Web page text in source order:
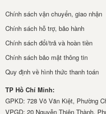
Chính sách vận chuyển, giao nhận
Chính sách hỗ trợ, bảo hành
Chính sách đổi/trả và hoàn tiền
Chính sách bảo mật thông tin
Quy định về hình thức thanh toán
TP Hồ Chí Minh:
GPKD: 728 Võ Văn Kiệt, Phường
VPGD: 20 Nguyễn Thiện Thành,